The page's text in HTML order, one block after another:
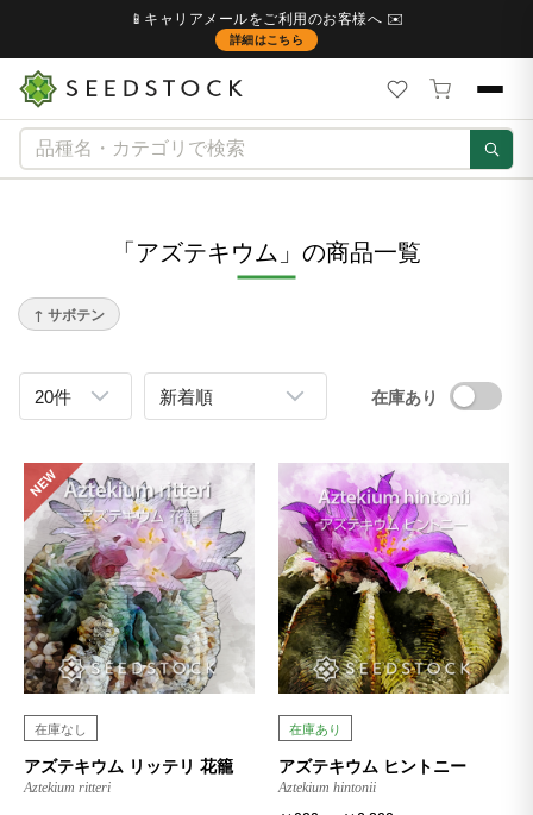
📱キャリアメールをご利用のお客様へ ✉️
詳細はこちら
「アズテキウム」の商品一覧
↑ サボテン
在庫あり
NEW
在庫なし
アズテキウム リッテリ 花籠
Aztekium ritteri
在庫あり
アズテキウム ヒントニー
Aztekium hintonii